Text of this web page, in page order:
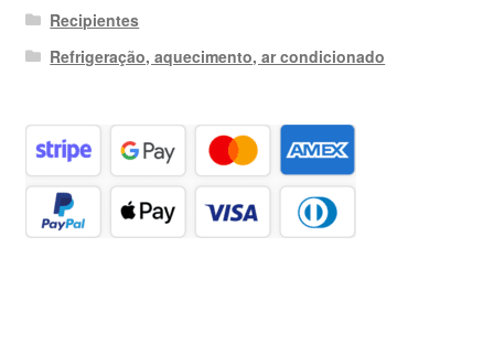
Recipientes
Refrigeração, aquecimento, ar condicionado